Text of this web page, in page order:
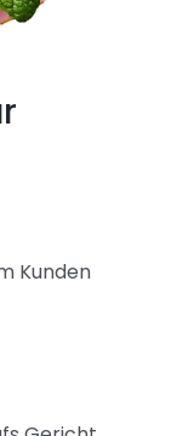
Kunden